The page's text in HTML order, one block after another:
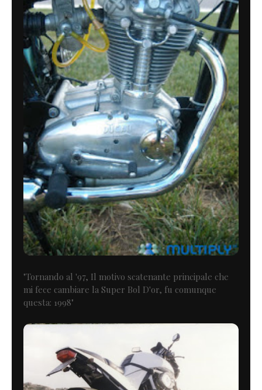
"Tornando al '97, Il motivo scatenante principale che
mi fece cambiare la Super Bol D'or, fu comunque
questa: 1998"